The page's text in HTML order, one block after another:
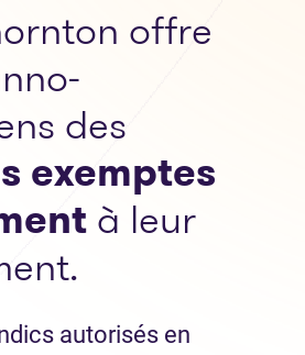
offre
des
exemptes
à leur
autorisés en